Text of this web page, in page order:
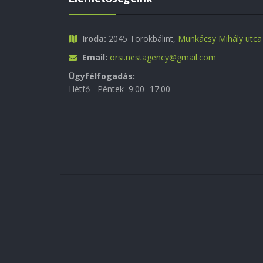
Iroda: 2045 Törökbálint, Munkácsy Mihály
Email: orsi.nestagency@gmail.com
Ügyfélfogadás:
Hétfő - Péntek 9:00 -17:00